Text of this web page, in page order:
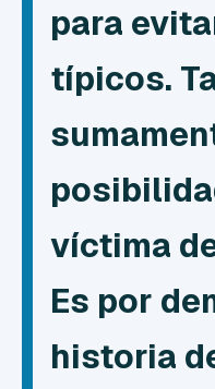
para
típicos.
víctima
Es por
historia